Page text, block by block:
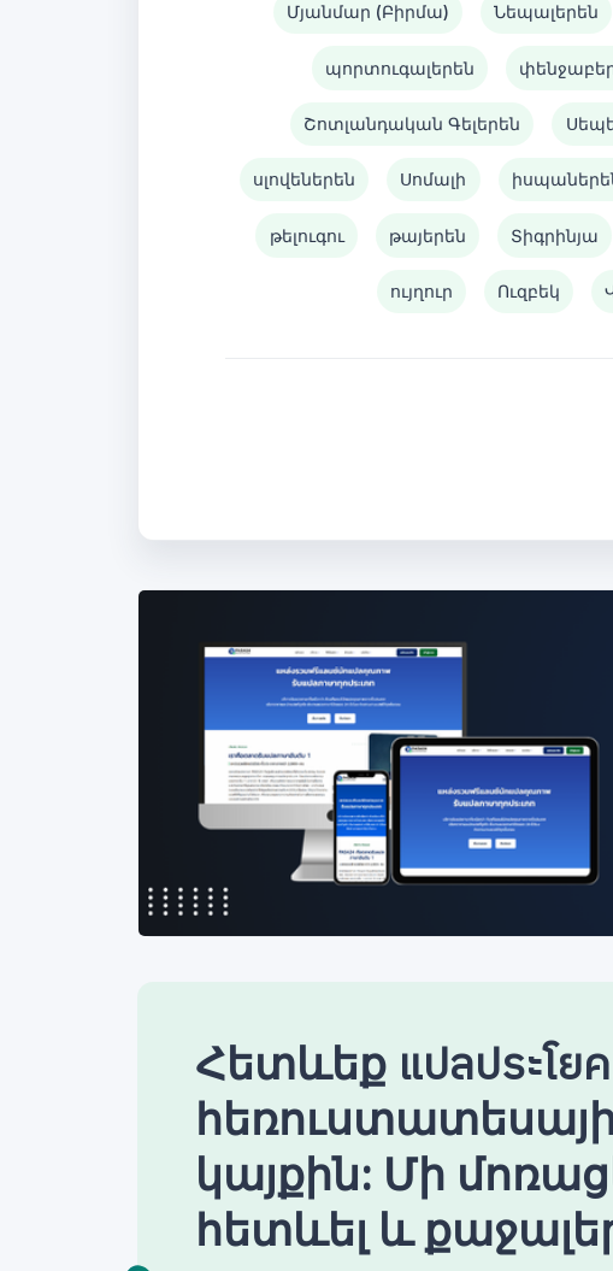
Մյանմար (Բիրմա) Նեպալերեն
պորտուգալերեն
Շոտլանդական Գելերեն
սլովեներեն Սոմալի
թելուգու թայերեն Տիգրինյա
ույղուր Ուզբեկ
Հետևեք แปลประโย
կայքին: Մի
հետևել և